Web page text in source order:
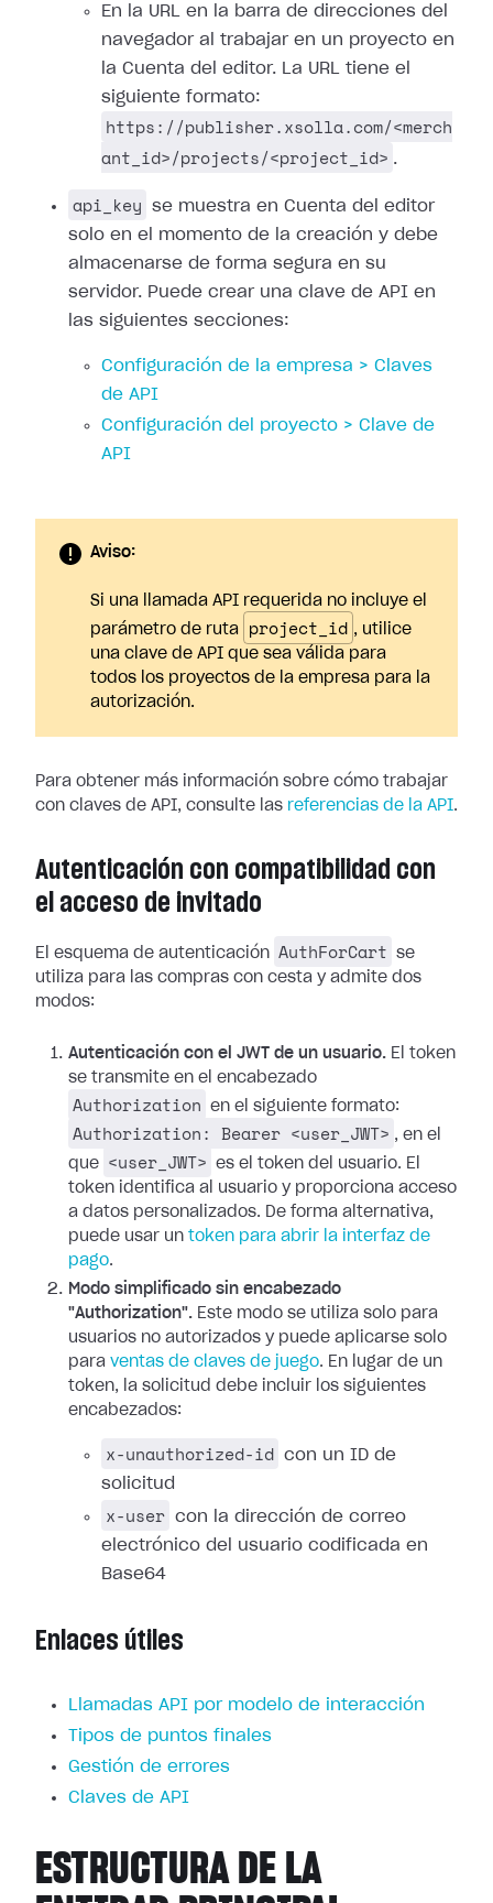
En la URL en la barra de direcciones del
navegador al trabajar en un proyecto en
la Cuenta del editor. La URL tiene el
siguiente formato:
https://publisher.xsolla.com/<merch
ant_id>/projects/<project_id> .
api_key
se muestra en Cuenta del editor
solo en el momento de la creación y debe
almacenarse de forma segura en su
servidor. Puede crear una clave de API en
las siguientes secciones:
Configuración de la empresa > Claves
de API
Configuración del proyecto > Clave de
API
Aviso:
Si una llamada API requerida no incluye el
parámetro de ruta
project_id , utilice
una clave de API que sea válida para
todos los proyectos de la empresa para la
autorización.
Para obtener más información sobre cómo trabajar
con claves de API, consulte las referencias de la API.
Autenticación con compatibilidad con
el acceso de invitado
El esquema de autenticación AuthForCart
se
utiliza para las compras con cesta y admite dos
modos:
Autenticación con el JWT de un usuario. El token
se transmite en el encabezado
Authorization en el siguiente formato:
Authorization: Bearer <user_JWT> , en el
que
<user_JWT>
es el token del usuario. El
token identifica al usuario y proporciona acceso
a datos personalizados. De forma alternativa,
puede usar un token para abrir la interfaz de
pago.
Modo simplificado sin encabezado
"Authorization". Este modo se utiliza solo para
usuarios no autorizados y puede aplicarse solo
para ventas de claves de juego. En lugar de un
token, la solicitud debe incluir los siguientes
encabezados:
x-unauthorized-id con un ID de
solicitud
x-user con la dirección de correo
electrónico del usuario codificada en
Base64
Enlaces útiles
Llamadas API por modelo de interacción
Tipos de puntos finales
Gestión de errores
Claves de API
ESTRUCTURA DE LA